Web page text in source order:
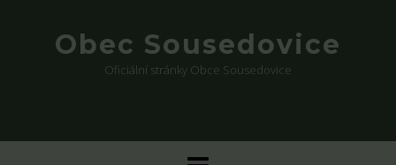
Obec Sousedovice
Oficiální stránky Obce Sousedovice